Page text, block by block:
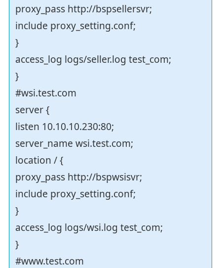
proxy_pass http://bspsellersvr;
include proxy_setting.conf;
}
access_log logs/seller.log test_com;
}
#wsi.test.com
server {
listen 10.10.10.230:80;
server_name wsi.test.com;
location / {
proxy_pass http://bspwsisvr;
include proxy_setting.conf;
}
access_log logs/wsi.log test_com;
}
#www.test.com